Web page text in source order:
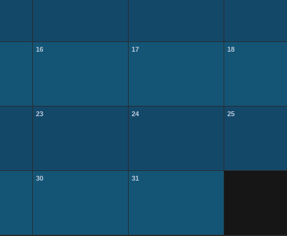
16 17 18
23 24 25
30 31